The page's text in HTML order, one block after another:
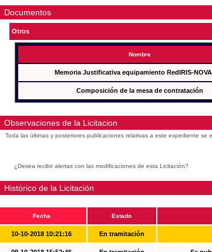
Documentos
Otros
Nombre
Memoria Justificativa equipamiento RedIRIS-
Composición de la mesa de contratación
Observaciones de la Licitacion
Toda las últimas y posteriores publicaciones relativas a este expediente
¿Desea recibir alertas con las modificaciones de esta Licitación?
Histórico de la Licitación
Fecha Estado
10-10-2018 10:21:16 En tramitación